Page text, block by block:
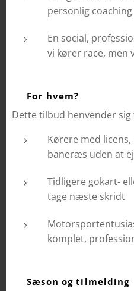
personlig coaching
En social,
vi kører race, men
💡 For hvem?
Dette tilbud henvender sig
Kørere med
baneræs uden at
Tidligere gokart-
tage næste skridt
komplet,
📅 Sæson og tilmelding